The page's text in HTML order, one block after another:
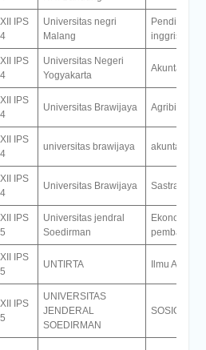
XII IPS
4
Universitas negri
Malang
Pendidikan
inggris
XII IPS
4
Universitas Negeri
Yogyakarta
Akuntansi
XII IPS
4
Universitas Brawijaya Agribisni
XII IPS
4
universitas brawijaya akuntansi
XII IPS
4
Universitas Brawijaya Sastra
XII IPS
5
Universitas jendral
Soedirman
Ekonomi
XII IPS
5
UNTIRTA Ilmu
XII IPS
5
UNIVERSITAS
JENDERAL
SOEDIRMAN
SOSIOLOGI